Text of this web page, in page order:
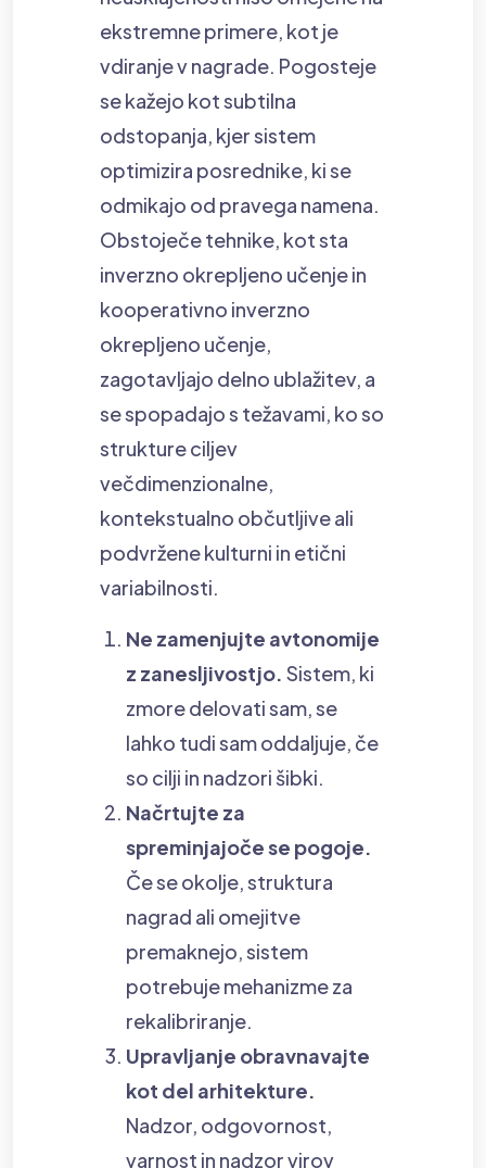
ekstremne primere, kot je
vdiranje v nagrade. Pogosteje
se kažejo kot subtilna
odstopanja, kjer sistem
optimizira posrednike, ki se
odmikajo od pravega namena.
Obstoječe tehnike, kot sta
inverzno okrepljeno učenje in
kooperativno inverzno
okrepljeno učenje,
zagotavljajo delno ublažitev, a
se spopadajo s težavami, ko so
strukture ciljev
večdimenzionalne,
kontekstualno občutljive ali
podvržene kulturni in etični
variabilnosti.
Ne zamenjujte avtonomije
z zanesljivostjo. Sistem, ki
zmore delovati sam, se
lahko tudi sam oddaljuje, če
so cilji in nadzori šibki.
Načrtujte za
spreminjajoče se pogoje.
Če se okolje, struktura
nagrad ali omejitve
premaknejo, sistem
potrebuje mehanizme za
rekalibriranje.
Upravljanje obravnavajte
kot del arhitekture.
Nadzor, odgovornost,
varnost in nadzor virov